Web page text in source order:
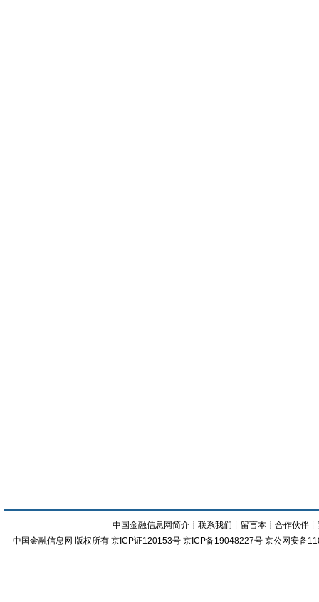
中国金融信息网简介 ┊联系我们 ┊ 留言本 ┊合作伙伴 ┊
中国金融信息网 版权所有 京ICP证120153号 京ICP备19048227号 京公网安备